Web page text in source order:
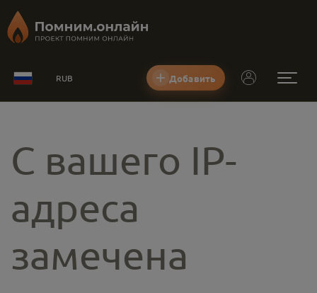
RUB Добавить
С вашего IP-
адреса
замечена